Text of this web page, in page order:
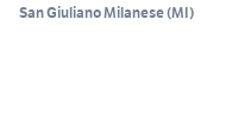
San Giuliano Milanese(MI)